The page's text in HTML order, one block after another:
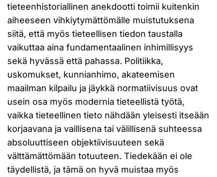
tieteenhistoriallinen anekdootti toimii kuitenkin
aiheeseen vihkiytymättömälle muistutuksena
siitä, että myös tieteellisen tiedon taustalla
vaikuttaa aina fundamentaalinen inhimillisyys
sekä hyvässä että pahassa. Politiikka,
uskomukset, kunnianhimo, akateemisen
maailman kilpailu ja jäykkä normatiivisuus ovat
usein osa myös modernia tieteellistä työtä,
vaikka tieteellinen tieto nähdään yleisesti itseään
korjaavana ja vaillisena tai välillisenä suhteessa
absoluuttiseen objektiivisuuteen sekä
välttämättömään totuuteen. Tiedekään ei ole
täydellistä, ja tämä on hyvä muistaa myös